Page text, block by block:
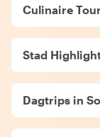
Culinaire
Stad
Dagtrips in